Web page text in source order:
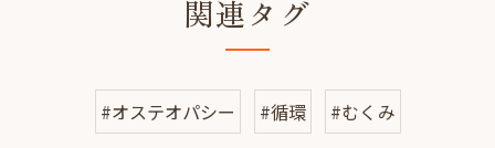
関連タグ
#オステオパシー #循環 #むくみ